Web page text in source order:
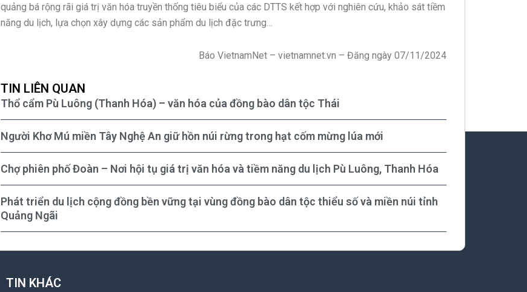
quảng bá rộng rãi giá trị văn hóa truyền thống tiêu biểu của các DTTS kết hợp với nghiên cứu, khảo sát tiềm
năng du lịch, lựa chọn xây dựng các sản phẩm du lịch đặc trưng…
Báo VietnamNet – vietnamnet.vn – Đăng ngày 07/11/2024
TIN LIÊN QUAN
Thổ cẩm Pù Luông (Thanh Hóa) – văn hóa của đồng bào dân tộc Thái
Người Khơ Mú miền Tây Nghệ An giữ hồn núi rừng trong hạt cốm mừng lúa mới
Chợ phiên phố Đoàn – Nơi hội tụ giá trị văn hóa và tiềm năng du lịch Pù Luông, Thanh Hóa
Phát triển du lịch cộng đồng bền vững tại vùng đồng bào dân tộc thiểu số và miền núi tỉnh
Quảng Ngãi
TIN KHÁC